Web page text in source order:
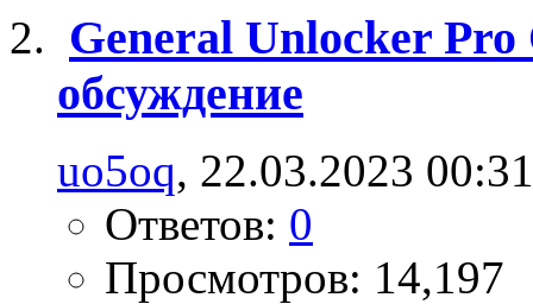
General Unlocker
обсуждение
uo5oq, 22.03.2023 00:31
Ответов: 0
Просмотров: 14,197